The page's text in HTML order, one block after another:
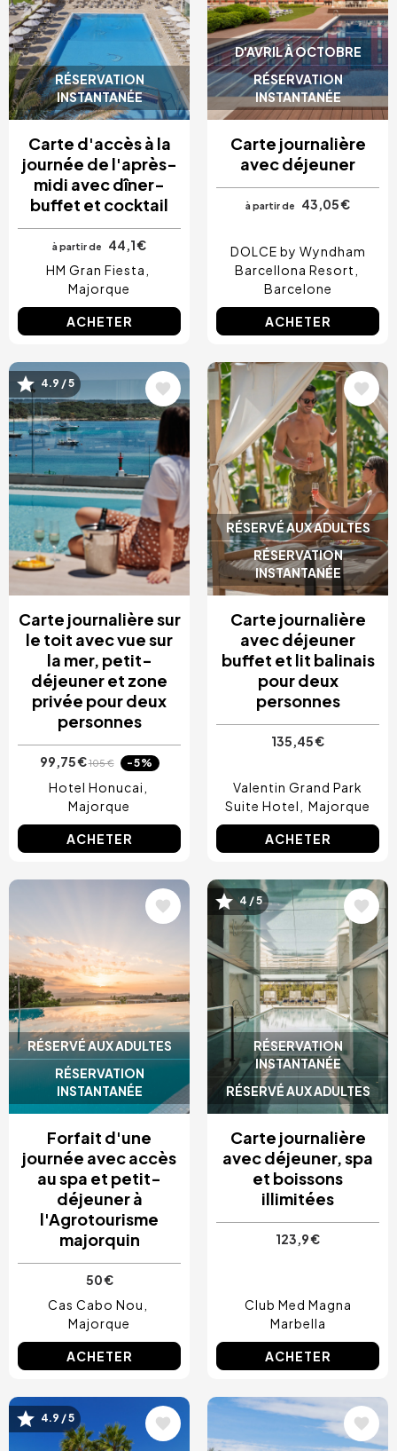
RÉSERVATION
INSTANTANÉE
Carte d'accès à la
journée de l'après-
midi avec dîner-
buffet et cocktail
à partir de
44,1 €
HM Gran Fiesta
Majorque
ACHETER
D'AVRIL À OCTOBRE
RÉSERVATION
INSTANTANÉE
Carte journalière
avec déjeuner
à partir de 43,05 €
DOLCE by Wyndham
Barcellona Resort
Barcelone
ACHETER
Image
4.9 / 5
Carte journalière sur
le toit avec vue sur
la mer, petit-
déjeuner et zone
privée pour deux
personnes
99,75 €105 € -5%
Hotel Honucai
Majorque
ACHETER
RÉSERVÉ AUX ADULTES
RÉSERVATION
INSTANTANÉE
Image
Carte journalière
avec déjeuner
buffet et lit balinais
pour deux
personnes
135,45 €
Valentin Grand Park
Suite Hotel
Majorque
ACHETER
RÉSERVÉ AUX ADULTES
RÉSERVATION
INSTANTANÉE
Forfait d'une
journée avec accès
au spa et petit-
déjeuner à
l'Agrotourisme
majorquin
50 €
Cas Cabo Nou
Majorque
ACHETER
RÉSERVATION
INSTANTANÉE
RÉSERVÉ AUX ADULTES
Image
4 / 5
Carte journalière
avec déjeuner, spa
et boissons
illimitées
123,9 €
Club Med Magna
Marbella
ACHETER
Image
4.9 / 5